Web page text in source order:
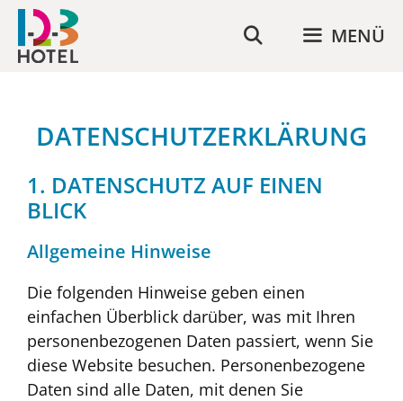
Zum
Inhalt
springen
MENÜ
DATENSCHUTZERKLÄRUNG
1. DATENSCHUTZ AUF EINEN
BLICK
Allgemeine Hinweise
Die folgenden Hinweise geben einen
einfachen Überblick darüber, was mit Ihren
personenbezogenen Daten passiert, wenn Sie
diese Website besuchen. Personenbezogene
Daten sind alle Daten, mit denen Sie